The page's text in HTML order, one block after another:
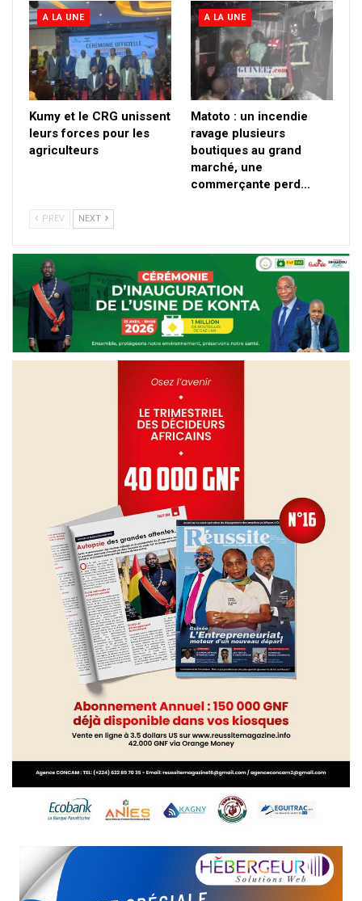
A LA UNE
Kumy et le CRG unissent
leurs forces pour les
agriculteurs
A LA UNE
Matoto : un incendie
ravage plusieurs
boutiques au grand
marché, une
commerçante perd…
PREV NEXT